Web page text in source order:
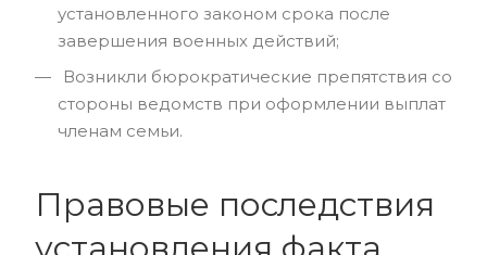
установленного законом срока после
завершения военных действий;
Возникли бюрократические препятствия со
стороны ведомств при оформлении выплат
членам семьи.
Правовые последствия